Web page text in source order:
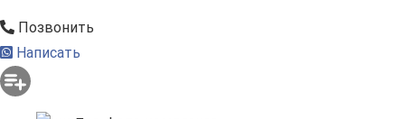
Позвонить
Написать